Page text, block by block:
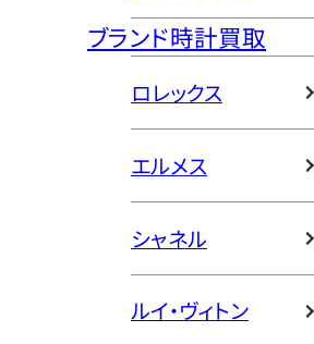
ブランド時計買取
ロレックス
エルメス
シャネル
ルイ・ヴィトン